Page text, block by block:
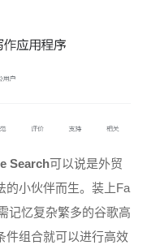
Search可以说是外贸
的小伙伴而生。装上Fa
记忆复杂繁多的谷歌高
件组合就可以进行高效